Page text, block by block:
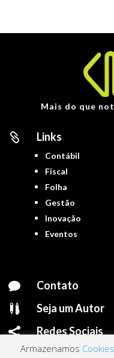
Mais do que
 Links
Contábil
Fiscal
Folha
Gestão
Inovação
Eventos
 Contato
 Seja um Autor
 Redes Sociais
Armazenamos Cookies